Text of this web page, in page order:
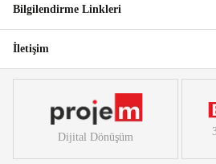
Bilgilendirme Linkleri
İletişim
Dijital Dönüşüm